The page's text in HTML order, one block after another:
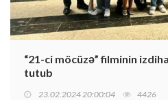
“21-ci möcüzə” filminin
tutub
23.02.2024 20:00:04 4426